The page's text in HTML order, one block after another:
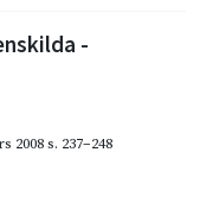
-
2008s. 237–248